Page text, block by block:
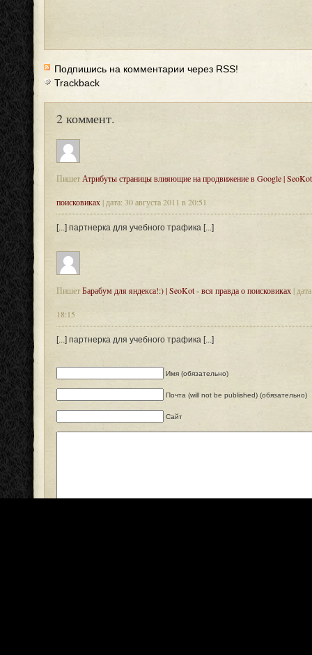
Подпишись на комментарии через RSS!
Trackback
2 коммент.
Пишет Атрибуты страницы влияющие на продвижение в Google |
поисковиках | дата: 30 августа 2011 в 20:51
[...] партнерка для учебного трафика [...]
ПишетБарабум для яндекса!:) | SeoKot - вся правда о поисковиках|
18:15
[...] партнерка для учебного трафика [...]
Имя (обязательно)
Почта (will not be published) (обязательно)
Сайт